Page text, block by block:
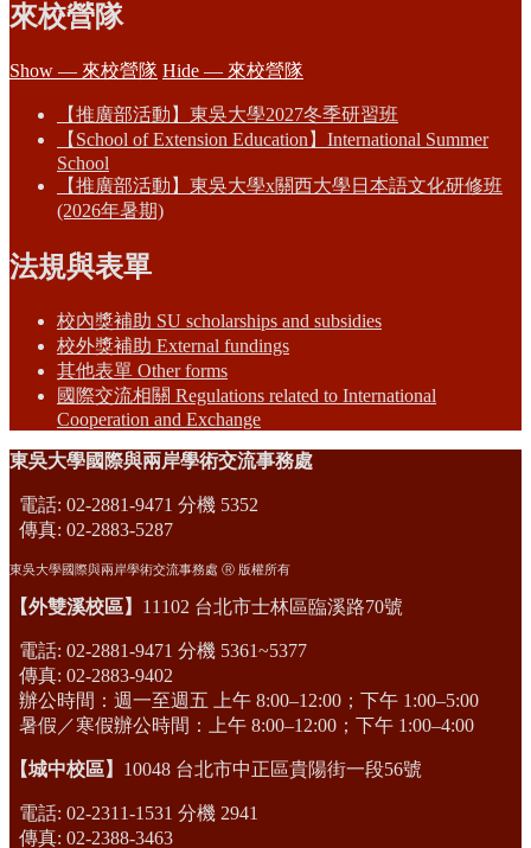
來校營隊
Show — 來校營隊 Hide — 來校營隊
【推廣部活動】東吳大學2027冬季研習班
【School of Extension Education】International Summer
School
【推廣部活動】東吳大學x關西大學日本語文化研修班
(2026年暑期)
法規與表單
校內獎補助 SU scholarships and subsidies
校外獎補助 External fundings
其他表單 Other forms
國際交流相關 Regulations related to International
Cooperation and Exchange
東吳大學國際與兩岸學術交流事務處
電話: 02-2881-9471 分機 5352
傳真: 02-2883-5287
東吳大學國際與兩岸學術交流事務處 Ⓡ 版權所有
【外雙溪校區】 11102 台北市士林區臨溪路70號
電話: 02-2881-9471 分機 5361~5377
傳真: 02-2883-9402
辦公時間：週一至週五 上午 8:00–12:00；下午 1:00–5:00
暑假／寒假辦公時間：上午 8:00–12:00；下午 1:00–4:00
【城中校區】 10048 台北市中正區貴陽街一段56號
電話: 02-2311-1531 分機 2941
傳真: 02-2388-3463